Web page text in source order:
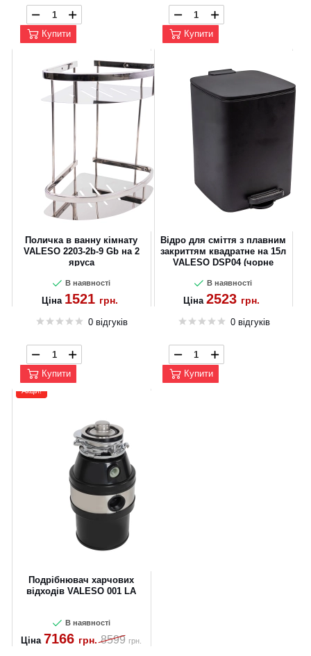
Купити Купити
Поличка в ванну кімнату
VALESO 2203-2b-9 Gb на 2
яруса
В наявності
Ціна 1521 грн.
0 відгуків
Купити
Відро для сміття з плавним
закриттям квадратне на 15л
VALESO DSP04 (чорне
В наявності
Ціна 2523 грн.
0 відгуків
Купити
Акція!
Подрібнювач харчових
відходів VALESO 001 LA
В наявності
Ціна 7166 грн. 8599 грн.